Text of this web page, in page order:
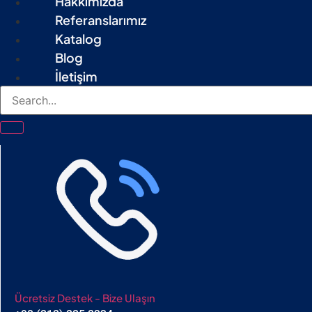
Referanslarımız
Katalog
Blog
İletişim
Ücretsiz Destek - Bize Ulaşın